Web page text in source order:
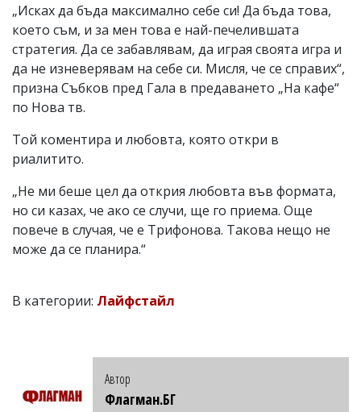
„Исках да бъда максимално себе си! Да бъда това,
което съм, и за мен това е най-печелившата
стратегия. Да се забавлявам, да играя своята игра и
да не изневерявам на себе си. Мисля, че се справих“,
призна Събков пред Гала в предаването „На кафе“
по Нова тв.
Той коментира и любовта, която откри в
риалитито.
„Не ми беше цел да открия любовта във формата,
но си казах, че ако се случи, ще го приема. Още
повече в случая, че е Трифонова. Такова нещо не
може да се планира.“
В категории: Лайфстайл
Автор
Флагман.БГ